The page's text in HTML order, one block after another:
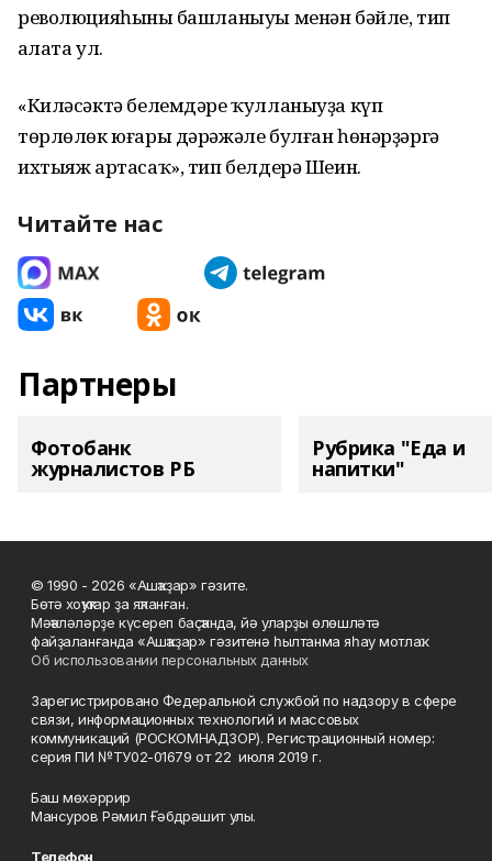
революцияһының башланыуы менән бәйле, тип
аңлата ул.
«Киләсәктә белемдәре ҡулланыуҙа күп
төрлөлөк юғары дәрәжәле булған һөнәрҙәргә
ихтыяж артасаҡ», тип белдерә Шеин.
Читайте нас
Партнеры
Фотобанк
журналистов РБ
Рубрика "Еда и
напитки"
© 1990 - 2026 «Ашҡаҙар» гәзите.
Бөтә хоҡуҡтар ҙа яҡланған.
Мәҡәләләрҙе күсереп баҫҡанда, йә уларҙы өлөшләтә
файҙаланғанда «Ашҡаҙар» гәзитенә һылтанма яһау мотлаҡ.
Об использовании персональных данных
Зарегистрировано Федеральной службой по надзору в сфере
связи, информационных технологий и массовых
коммуникаций (РОСКОМНАДЗОР). Регистрационный номер:
серия ПИ №ТУ02-01679 от 22 июля 2019 г.
Баш мөхәррир
Мансуров Рәмил Ғәбдрәшит улы.
Телефон